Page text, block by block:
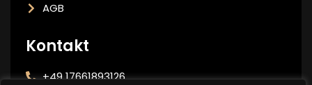
AGB
Kontakt
+49 17661893126